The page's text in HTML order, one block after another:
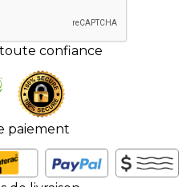
confiance
paiement